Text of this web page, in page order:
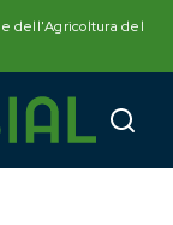
dell'Agricoltura del